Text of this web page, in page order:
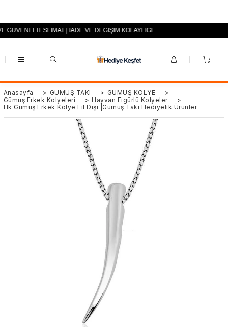
+90 (0553) 694 94 70
GÜVENLİ TESLİMAT | İADE VE DEĞİŞİM KOLAYLIĞI
Anasayfa > GÜMÜŞ TAKI > GÜMÜŞ KOLYE
>
Gümüş Erkek Kolyeleri
> Hayvan Figürlü Kolyeler
>
Hk Gümüş Erkek Kolye Fil Dişi |Gümüş Takı Hediyelik Ürünler